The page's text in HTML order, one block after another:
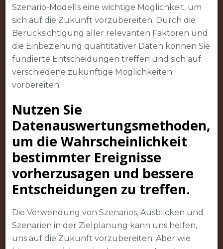
Szenario-Modells eine wichtige Möglichkeit, um
sich auf die Zukunft vorzubereiten. Durch die
Berücksichtigung aller relevanten Faktoren und
die Einbeziehung quantitativer Daten können Sie
fundierte Entscheidungen treffen und sich auf
verschiedene zukünftige Möglichkeiten
vorbereiten.
Nutzen Sie
Datenauswertungsmethoden,
um die Wahrscheinlichkeit
bestimmter Ereignisse
vorherzusagen und bessere
Entscheidungen zu treffen.
Die Verwendung von Szenarios, Ausblicken und
Szenarien in der Zielplanung kann uns helfen,
uns auf die Zukunft vorzubereiten. Aber wie